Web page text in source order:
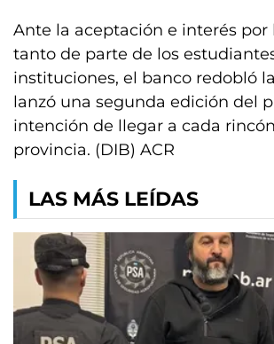
Ante la aceptación e interés por
tanto de parte de los
instituciones, el banco redobló
lanzó una segunda edición del
intención de llegar a cada
provincia. (DIB) ACR
LAS MÁS LEÍDAS